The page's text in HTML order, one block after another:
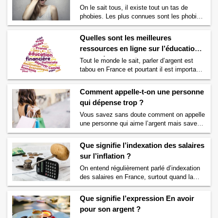
exemple à construire ou rénover …
Continuer la lecture dePourquoi paye-t-on
des impôts ?
→
On le sait tous, il existe tout un tas de
phobies. Les plus connues sont les phobies
concernant certains animaux mais en réalité
il existe un nombre infini de phobie. Et
l’argent n’échappe pas aux phobies. On
distingue différentes phobies en ce qui
concerne l’argent. Nous avons listé ci-
dessous le nom des différentes phobies
→
Quelles sont les meilleures
ressources en ligne sur l’éducation
financière en France ?
Tout le monde le sait, parler d’argent est
tabou en France et pourtant il est important
que tout un chacun puisse bénéficier d’une
pour cela que nous avons listé ci-dessous
les meilleures ressources en ligne sur
l’éducation financière. N’hésitez pas à
parcourir ces sites internet tous gratuits
l’éducation financière en France ? →
Comment appelle-t-on une personne
qui dépense trop ?
Vous savez sans doute comment on appelle
une personne qui aime l’argent mais savez-
vous comment on appelle une personne qui
dépense trop d’argent ? Il existe différentes
manières de qualifier une personne qui
dépense trop d’argent. Voici une liste non
exhaustive des façons d’appeler une
personne qui dépense trop d’argent : Le
terme « prodigue » qui …Continuer la
personne qui dépense trop ? →
Que signifie l’indexation des salaires
sur l’inflation ?
On entend régulièrement parlé d’indexation
des salaires en France, surtout quand la
situation économique se complique mais
savez-vous ce que signifie ce terme
d’indexation des salaires ? Si vous vous
posez la question alors nous allons vous
Que signifie l’expression En avoir
pour son argent ?